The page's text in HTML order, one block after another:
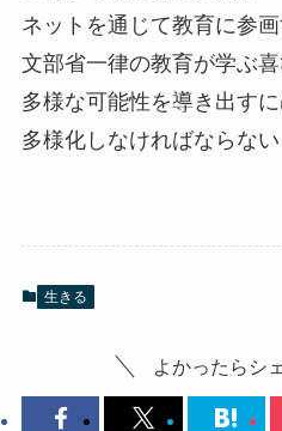
ネットを通じて教育に参
文部省一律の教育が学ぶ
多様な可能性を導き出す
多様化しなければならない
生きる
よかったらシ